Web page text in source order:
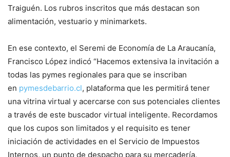
Traiguén. Los rubros inscritos que más destacan son
alimentación, vestuario y minimarkets.
En ese contexto, el Seremi de Economía de La Araucanía,
Francisco López indicó “Hacemos extensiva la invitación a
todas las pymes regionales para que se inscriban
en pymesdebarrio.cl, plataforma que les permitirá tener
una vitrina virtual y acercarse con sus potenciales clientes
a través de este buscador virtual inteligente. Recordamos
que los cupos son limitados y el requisito es tener
iniciación de actividades en el Servicio de Impuestos
Internos, un punto de despacho para su mercadería,